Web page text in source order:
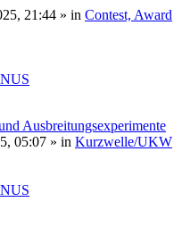
21:44 » in Contest, Award
Ausbreitungsexperimente
05:07 » in Kurzwelle/UKW